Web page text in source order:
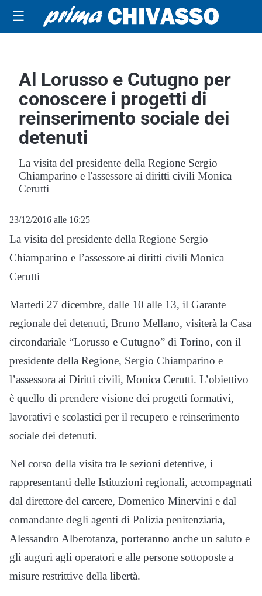
☰
Al Lorusso e Cutugno per
conoscere i progetti di
reinserimento sociale dei
detenuti
La visita del presidente della Regione Sergio
Chiamparino e l'assessore ai diritti civili Monica
Cerutti
23/12/2016 alle 16:25
La visita del presidente della Regione Sergio
Chiamparino e l’assessore ai diritti civili Monica
Cerutti
Martedì 27 dicembre, dalle 10 alle 13, il Garante
regionale dei detenuti, Bruno Mellano, visiterà la Casa
circondariale “Lorusso e Cutugno” di Torino, con il
presidente della Regione, Sergio Chiamparino e
l’assessora ai Diritti civili, Monica Cerutti. L’obiettivo
è quello di prendere visione dei progetti formativi,
lavorativi e scolastici per il recupero e reinserimento
sociale dei detenuti.
Nel corso della visita tra le sezioni detentive, i
rappresentanti delle Istituzioni regionali, accompagnati
dal direttore del carcere, Domenico Minervini e dal
comandante degli agenti di Polizia penitenziaria,
Alessandro Alberotanza, porteranno anche un saluto e
gli auguri agli operatori e alle persone sottoposte a
misure restrittive della libertà.